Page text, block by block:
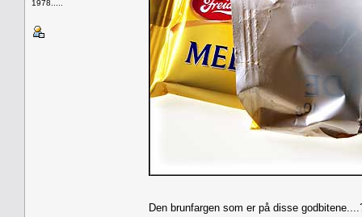
1978.....
Den brunfargen som er på disse